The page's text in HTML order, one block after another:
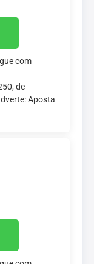
com
de
Aposta